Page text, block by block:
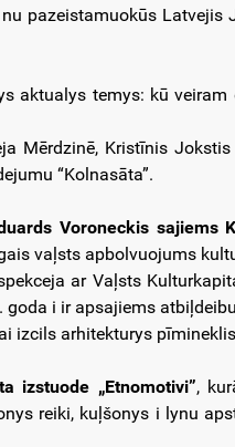
pazeistamuokūs Latvejis
aktualys temys: kū
Mērdzinē, Kristīnis
“Kolnasāta”.
Voroneckis sajiems
vaļsts apbolvuojums
ar Vaļsts
i ir apsajiems
izcils arhitekturys
izstuode „Etnomotivi”,
reiki, kuļšonys i lynu